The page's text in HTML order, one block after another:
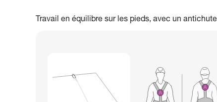
Travail en équilibre sur les pieds, avec un